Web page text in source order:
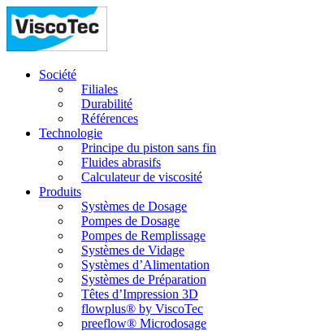
Société
Filiales
Durabilité
Références
Technologie
Principe du piston sans fin
Fluides abrasifs
Calculateur de viscosité
Produits
Systèmes de Dosage
Pompes de Dosage
Pompes de Remplissage
Systèmes de Vidage
Systèmes d’Alimentation
Systèmes de Préparation
Têtes d’Impression 3D
flowplus® by ViscoTec
preeflow® Microdosage